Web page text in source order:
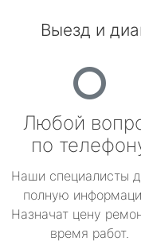
Выезд и
Любой
по
Наши специалисты
полную
Назначат цену
время работ.